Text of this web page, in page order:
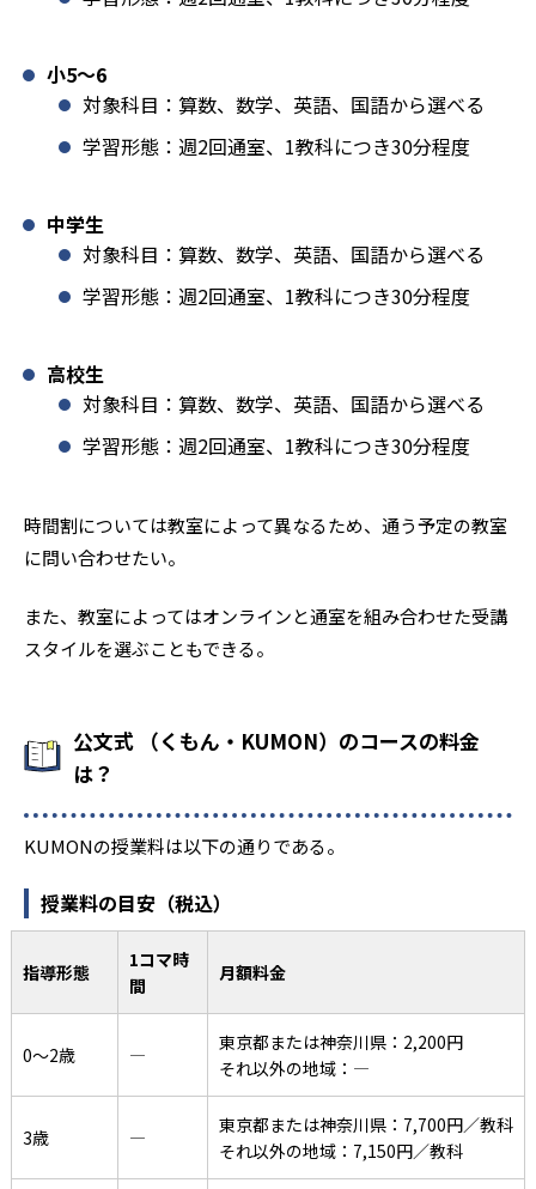
小5〜6
対象科目：算数、数学、英語、国語から選べる
学習形態：週2回通室、1教科につき30分程度
中学生
対象科目：算数、数学、英語、国語から選べる
学習形態：週2回通室、1教科につき30分程度
高校生
対象科目：算数、数学、英語、国語から選べる
学習形態：週2回通室、1教科につき30分程度
時間割については教室によって異なるため、通う予定の教室
に問い合わせたい。
また、教室によってはオンラインと通室を組み合わせた受講
スタイルを選ぶこともできる。
公文式 （くもん・KUMON）のコースの料金
は？
KUMONの授業料は以下の通りである。
授業料の目安（税込）
指導形態
1コマ時
間
月額料金
0〜2歳 ―
東京都または神奈川県：2,200円
それ以外の地域：―
3歳 ―
東京都または神奈川県：7,700円／教科
それ以外の地域：7,150円／教科